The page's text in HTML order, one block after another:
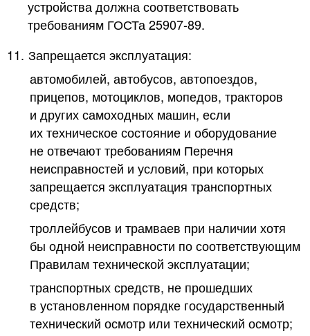
устройства должна соответствовать
требованиям ГОСТа 25907-89.
11. Запрещается эксплуатация:
автомобилей, автобусов, автопоездов,
прицепов, мотоциклов, мопедов, тракторов
и других самоходных машин, если
их техническое состояние и оборудование
не отвечают требованиям Перечня
неисправностей и условий, при которых
запрещается эксплуатация транспортных
средств;
троллейбусов и трамваев при наличии хотя
бы одной неисправности по соответствующим
Правилам технической эксплуатации;
транспортных средств, не прошедших
в установленном порядке государственный
технический осмотр или технический осмотр;